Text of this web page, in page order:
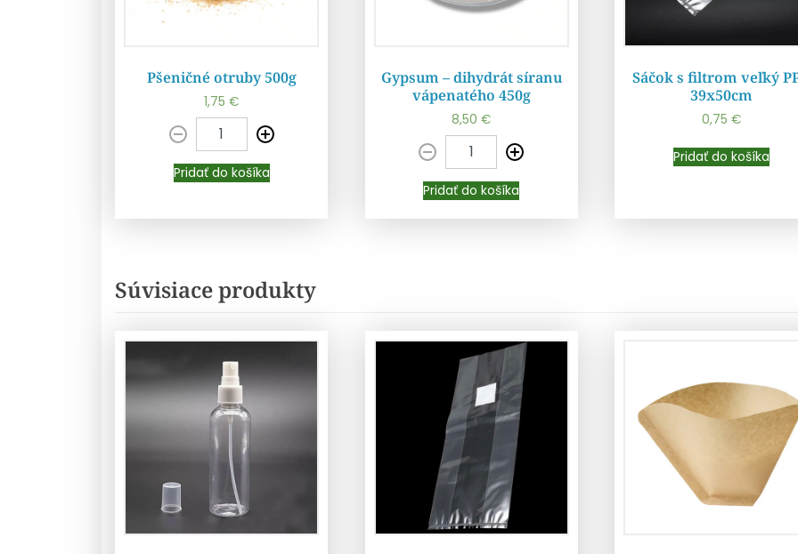
Pridať do košíka
Pšeničné otruby 500g
1,75€
Pridať do košíka
Pridať do košíka
Gypsum – dihydrát síranu
vápenatého 450g
8,50€
Pridať do košíka
Pridať do košíka
Sáčok s filtrom veľký
39x50cm
0,75€
Pridať do košíka
Súvisiace produkty